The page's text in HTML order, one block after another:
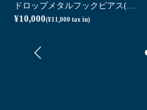
ドロップメタルフックピアス(ゴールド)
¥10,000(¥11,000 tax in)